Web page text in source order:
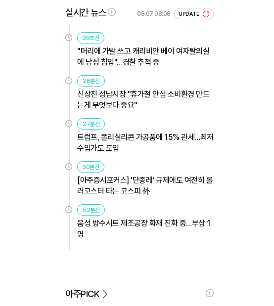
실시간 뉴스 08.07 08:08 UPDATE
38초전
"머리에 가발 쓰고 캐리비안 베이 여자탈의실
에 남성 침입"…경찰 추적 중
26분전
신상진 성남시장 "휴가철 안심 소비환경 만드
는게 무엇보다 중요"
27분전
트럼프, 폴리실리콘 가공품에 15% 관세…최저
수입가도 도입
30분전
[아주증시포커스] '단종레' 규제에도 여전히 롤
러코스터 타는 코스피 外
52분전
음성 방수시트 제조공장 화재 진화 중…부상 1
명
아주PICK